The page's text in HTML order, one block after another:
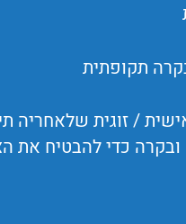
תקופתית
/ זוגית
כדי להבטיח את